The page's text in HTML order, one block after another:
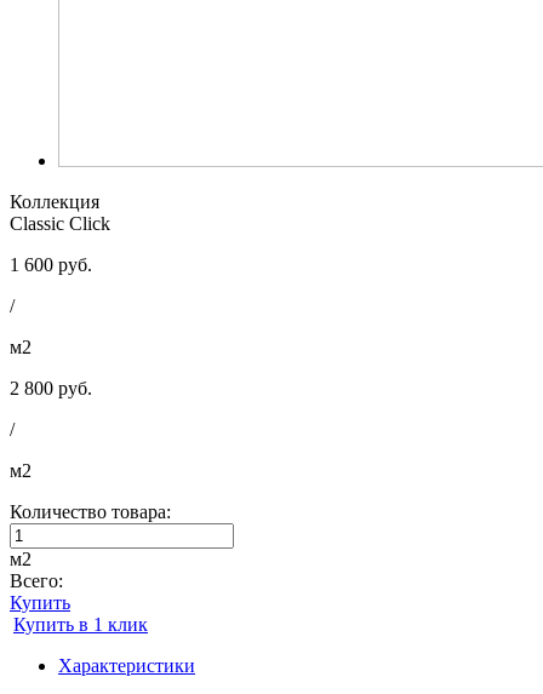
Коллекция
Classic Click
1 600 руб.
/
м2
2 800 руб.
/
м2
Количество товара:
м2
Всего:
Купить
Купить в 1 клик
Характеристики